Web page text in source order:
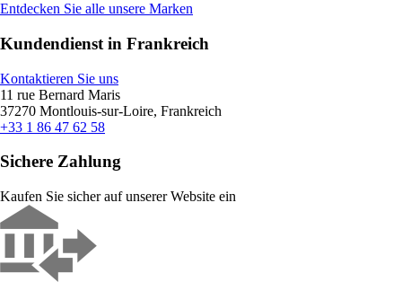
Entdecken Sie alle unsere Marken
Kundendienst in Frankreich
Kontaktieren Sie uns
11 rue Bernard Maris
37270 Montlouis-sur-Loire, Frankreich
+33 1 86 47 62 58
Sichere Zahlung
Kaufen Sie sicher auf unserer Website ein